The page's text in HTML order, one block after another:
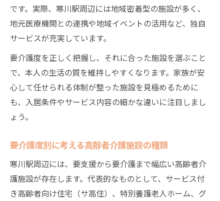
です。実際、寒川駅周辺には地域密着型の施設が多く、
地元医療機関との連携や地域イベントの活用など、独自
サービスが充実しています。
要介護度を正しく把握し、それに合った施設を選ぶこと
で、本人の生活の質を維持しやすくなります。家族が安
心して任せられる体制が整った施設を見極めるために
も、入居条件やサービス内容の細かな違いに注目しまし
ょう。
要介護度別に考える高齢者介護施設の種類
寒川駅周辺には、要支援から要介護まで幅広い高齢者介
護施設が存在します。代表的なものとして、サービス付
き高齢者向け住宅（サ高住）、特別養護老人ホーム、グ